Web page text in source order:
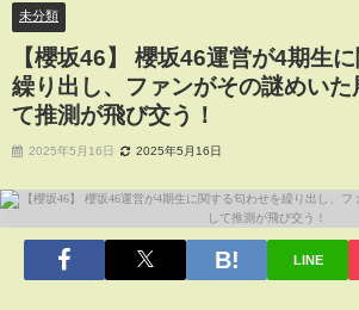
未分類
【櫻坂46】 櫻坂46運営が4期生
繰り出し、ファンがその謎めいた
て推測が飛び交う！
2025年5月16日 2025年5月16日
LINE